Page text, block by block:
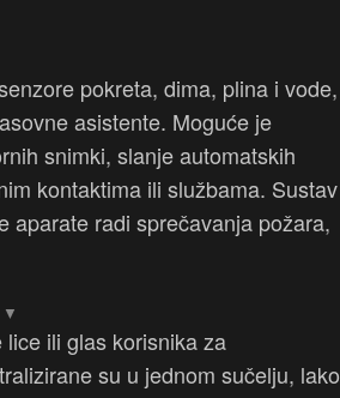
pokreta, dima, plina i vode,
asistente. Moguće je
snimki, slanje automatskih
kontaktima ili službama. Sustav
aparate radi sprečavanja požara,
ili glas korisnika za
su u jednom sučelju, lako